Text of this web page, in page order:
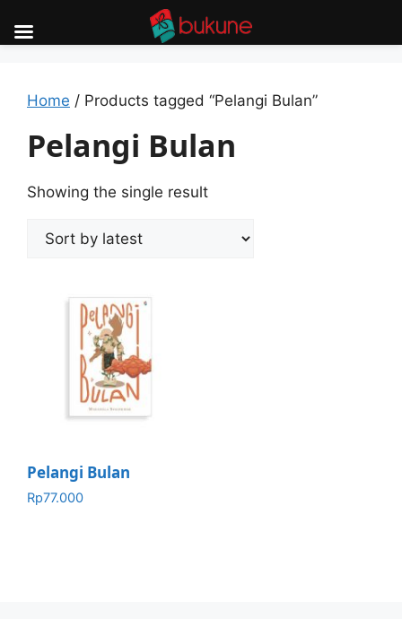
content
Home / Products tagged “Pelangi Bulan”
Pelangi Bulan
Showing the single result
Pelangi Bulan
Rp77.000